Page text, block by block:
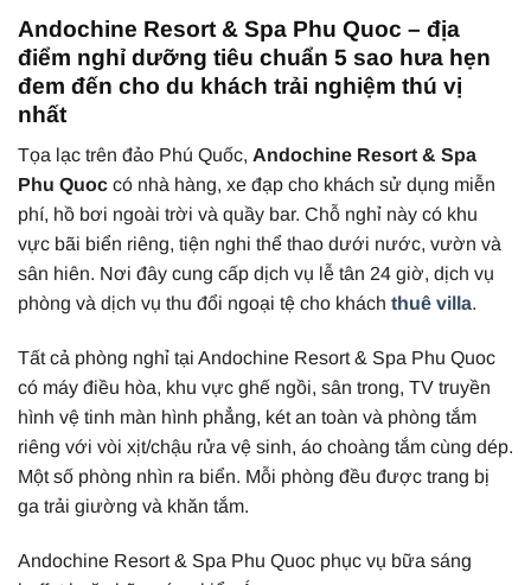
Andochine Resort & Spa Phu Quoc – địa
điểm nghỉ dưỡng tiêu chuẩn 5 sao hưa hẹn
đem đến cho du khách trải nghiệm thú vị
nhất
Tọa lạc trên đảo Phú Quốc, Andochine Resort & Spa
Phu Quoc có nhà hàng, xe đạp cho khách sử dụng miễn
phí, hồ bơi ngoài trời và quầy bar. Chỗ nghỉ này có khu
vực bãi biển riêng, tiện nghi thể thao dưới nước, vườn và
sân hiên. Nơi đây cung cấp dịch vụ lễ tân 24 giờ, dịch vụ
phòng và dịch vụ thu đổi ngoại tệ cho khách thuê villa.
Tất cả phòng nghỉ tại Andochine Resort & Spa Phu Quoc
có máy điều hòa, khu vực ghế ngồi, sân trong, TV truyền
hình vệ tinh màn hình phẳng, két an toàn và phòng tắm
riêng với vòi xịt/chậu rửa vệ sinh, áo choàng tắm cùng dép.
Một số phòng nhìn ra biển. Mỗi phòng đều được trang bị
ga trải giường và khăn tắm.
Andochine Resort & Spa Phu Quoc phục vụ bữa sáng